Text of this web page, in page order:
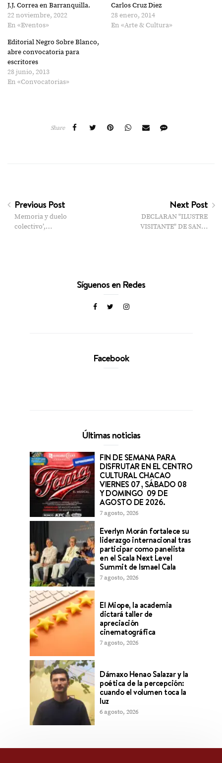
J.J. Correa en Barranquilla.
22 noviembre, 2022
En «Eventos»
Carlos Cruz Diez
28 enero, 2014
En «Arte & Cultura»
Editorial Negro Sobre Blanco,
abre convocatoria para
escritores
28 junio, 2013
En «Convocatorias»
Share
Previous Post
Memoria y duelo
colectivo’,…
Next Post
DECLARAN "ILUSTRE
VISITANTE" DE SAN…
Síguenos en Redes
Facebook
Últimas noticias
FIN DE SEMANA PARA
DISFRUTAR EN EL CENTRO
CULTURAL CHACAO
VIERNES 07 , SÁBADO 08
Y DOMINGO 09 DE
AGOSTO DE 2026.
7 agosto, 2026
Everlyn Morán fortalece su
liderazgo internacional tras
participar como panelista
en el Scala Next Level
Summit de Ismael Cala
7 agosto, 2026
El Miope, la academia
dictará taller de
apreciación
cinematográfica
7 agosto, 2026
Dámaxo Henao Salazar y la
poética de la percepción:
cuando el volumen toca la
luz
6 agosto, 2026